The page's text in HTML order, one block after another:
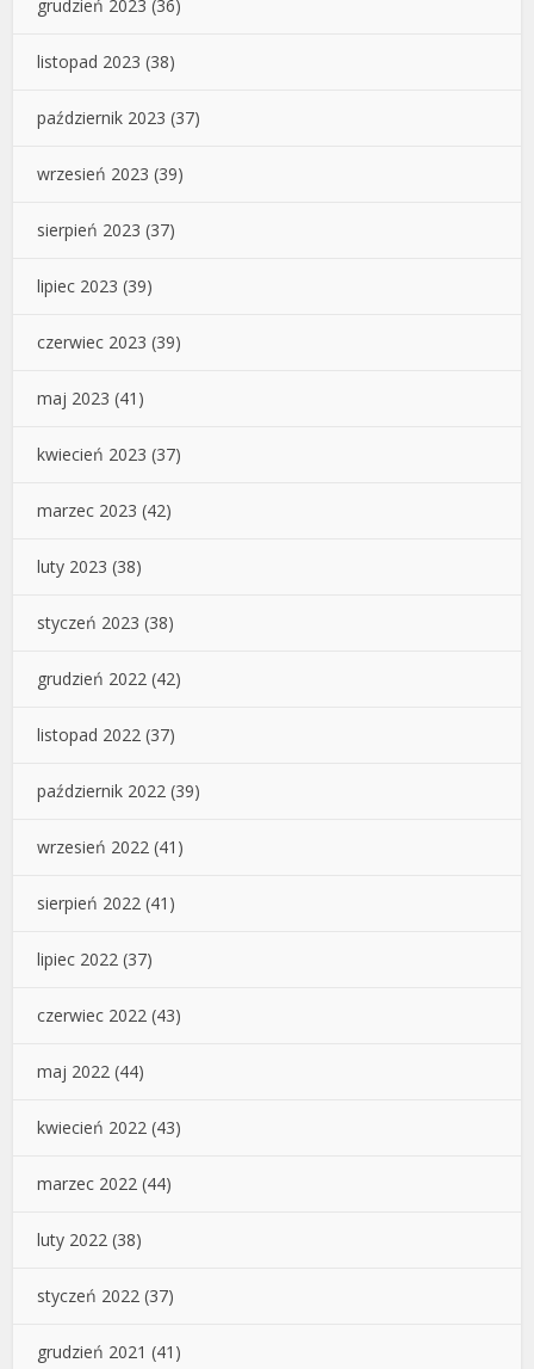
grudzień 2023 (36)
listopad 2023 (38)
październik 2023 (37)
wrzesień 2023 (39)
sierpień 2023 (37)
lipiec 2023 (39)
czerwiec 2023 (39)
maj 2023 (41)
kwiecień 2023 (37)
marzec 2023 (42)
luty 2023 (38)
styczeń 2023 (38)
grudzień 2022 (42)
listopad 2022 (37)
październik 2022 (39)
wrzesień 2022 (41)
sierpień 2022 (41)
lipiec 2022 (37)
czerwiec 2022 (43)
maj 2022 (44)
kwiecień 2022 (43)
marzec 2022 (44)
luty 2022 (38)
styczeń 2022 (37)
grudzień 2021 (41)